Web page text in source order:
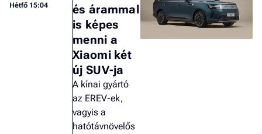
Hétfő 15:04
és árammal
is képes
menni a
Xiaomi két
új SUV-ja
A kínai gyártó
az EREV-ek,
vagyis a
hatótávnövelős